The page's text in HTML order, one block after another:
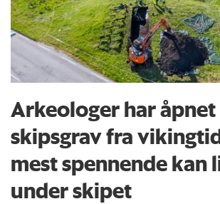
Arkeologer har åpnet
skipsgrav fra
mest spennende kan
under skipet